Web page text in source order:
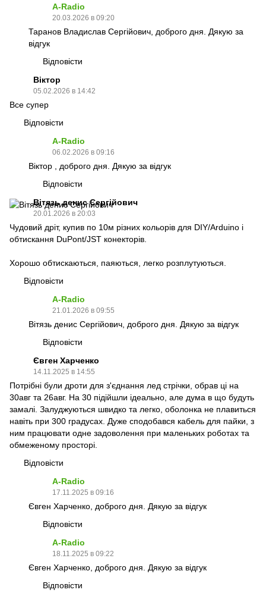
A-Radio
20.03.2026 в 09:20
Таранов Владислав Сергійович, доброго дня. Дякую за
відгук
Відповісти
Віктор
05.02.2026 в 14:42
Все супер
Відповісти
A-Radio
06.02.2026 в 09:16
Віктор , доброго дня. Дякую за відгук
Відповісти
Вітязь денис Сергійович
20.01.2026 в 20:03
Чудовий дріт, купив по 10м різних кольорів для DIY/Arduino і
обтискання DuPont/JST конекторів.
Хорошо обтискаються, паяються, легко розплутуються.
Відповісти
A-Radio
21.01.2026 в 09:55
Вітязь денис Сергійович, доброго дня. Дякую за відгук
Відповісти
Євген Харченко
14.11.2025 в 14:55
Потрібні були дроти для з'єднання лед стрічки, обрав ці на
30авг та 26авг. На 30 підійшли ідеально, але дума в що будуть
замалі. Залуджуються швидко та легко, оболонка не плавиться
навіть при 300 градусах. Дуже сподобався кабель для пайки, з
ним працювати одне задоволення при маленьких роботах та
обмеженому просторі.
Відповісти
A-Radio
17.11.2025 в 09:16
Євген Харченко, доброго дня. Дякую за відгук
Відповісти
A-Radio
18.11.2025 в 09:22
Євген Харченко, доброго дня. Дякую за відгук
Відповісти